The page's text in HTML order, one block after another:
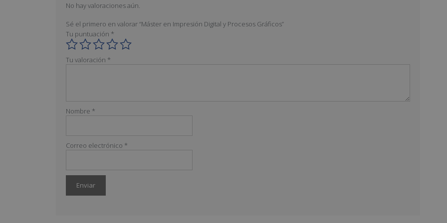
No hay valoraciones aún.
Sé el primero en valorar “Máster en Impresión Digital y Procesos Gráficos”
Tu puntuación *
Tu valoración *
Nombre *
Correo electrónico *